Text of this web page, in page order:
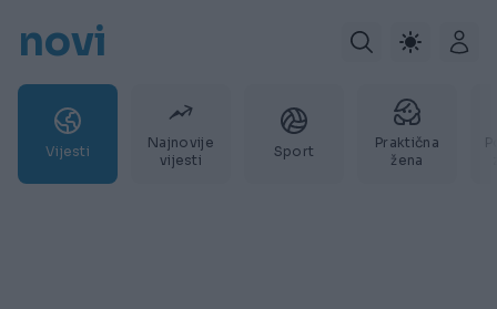
novi
Vijesti
Najnovije
vijesti
Sport
Praktična
žena